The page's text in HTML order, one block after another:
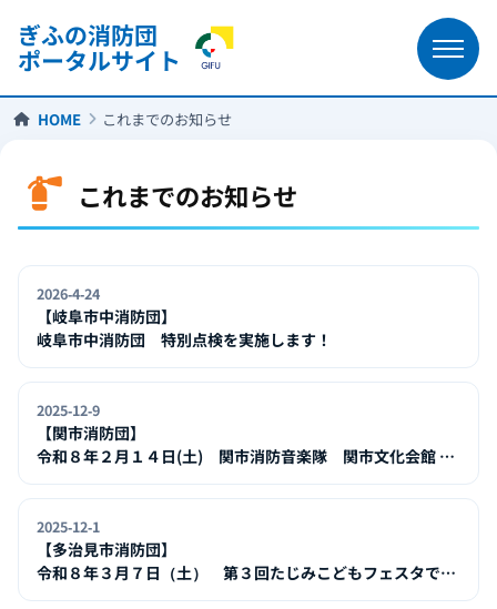
ぎふの消防団
ポータルサイト
HOME これまでのお知らせ
これまでのお知らせ
2026-4-24
【岐阜市中消防団】
岐阜市中消防団 特別点検を実施します！
2025-12-9
【関市消防団】
令和８年２月１４日(土) 関市消防音楽隊 関市文化会館 令
和７年度アフタヌーンコンサートに出演します！
2025-12-1
【多治見市消防団】
令和８年３月７日（土） 第３回たじみこどもフェスタで女
性消防隊がブース出展します！